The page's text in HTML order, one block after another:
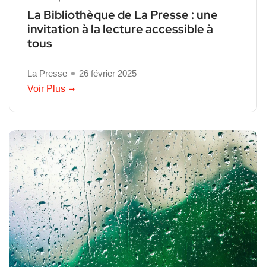
La Bibliothèque de La Presse : une
invitation à la lecture accessible à
tous
La Presse
26 février 2025
Voir Plus